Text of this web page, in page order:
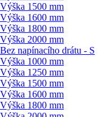
Výška 1500 mm
Výška 1600 mm
Výška 1800 mm
Výška 2000 mm
Bez napínacího drátu - S
Výška 1000 mm
Výška 1250 mm
Výška 1500 mm
Výška 1600 mm
Výška 1800 mm